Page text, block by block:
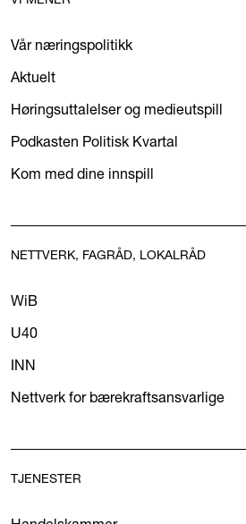
Vår næringspolitikk
Aktuelt
Høringsuttalelser og medieutspill
Podkasten Politisk Kvartal
Kom med dine innspill
NETTVERK, FAGRÅD, LOKALRÅD
WiB
U40
INN
Nettverk for bærekraftsansvarlige
TJENESTER